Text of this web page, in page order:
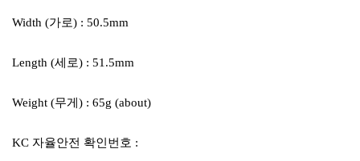
Width (가로) : 50.5mm
Length (세로) : 51.5mm
Weight (무게) : 65g (about)
KC 자율안전 확인번호 :